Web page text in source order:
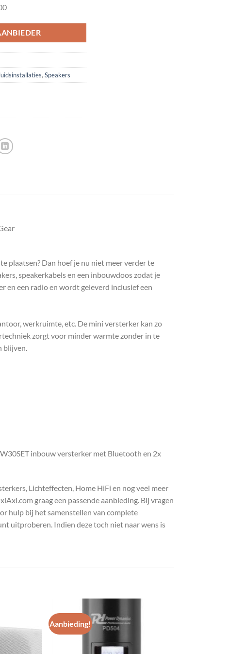
, Speakers
plaatsen? Dan hoef je nu niet meer verder te
speakerkabels en een inbouwdoos zodat je
en een radio en wordt geleverd inclusief een
werkruimte, etc. De mini versterker kan zo
zorgt voor minder warmte zonder in te
blijven.
inbouw versterker met Bluetooth en 2x
Lichteffecten, Home HiFi en nog veel meer
graag een passende aanbieding. Bij vragen
hulp bij het samenstellen van complete
uitproberen. Indien deze toch niet naar wens is
Toevoegen
aan
Aanbieding!